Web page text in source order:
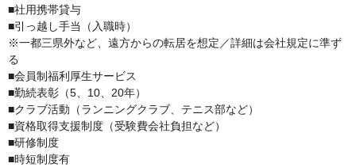
■社用携帯貸与
■引っ越し手当（入職時）
※一都三県外など、遠方からの転居を想定／詳細は会社規定に準ず
る
■会員制福利厚⽣サービス
■勤続表彰（5、10、20年）
■クラブ活動（ランニングクラブ、テニス部など）
■資格取得⽀援制度（受験費会社負担など）
■研修制度
■時短制度有